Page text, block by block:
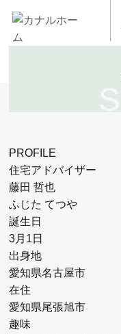
PROFILE
住宅アドバイザー
藤田 哲也
ふじた てつや
誕生日
3月1日
出身地
愛知県名古屋市
在住
愛知県尾張旭市
趣味